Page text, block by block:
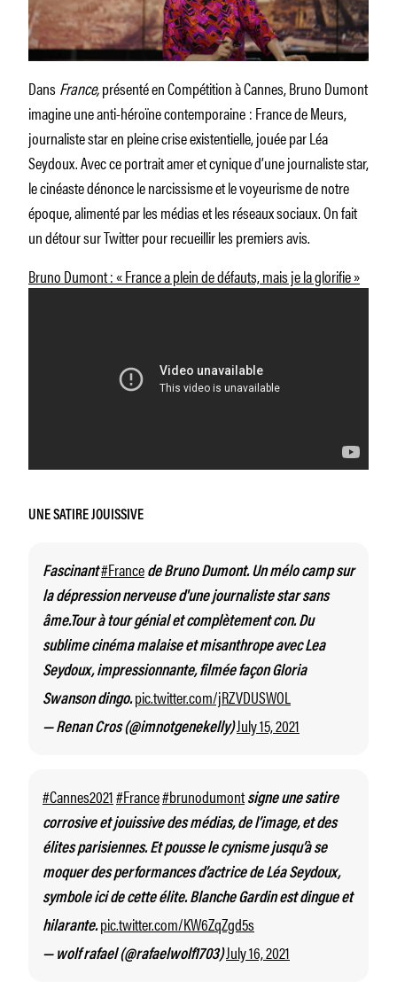
DansFrance,présenté en Compétition à Cannes, Bruno Dumont
imagine une anti-héroïne contemporaine : France de Meurs,
journaliste star en pleine crise existentielle, jouée par Léa
Seydoux. Avec ce portrait amer et cynique d’une journaliste star,
le cinéaste dénonce le narcissisme et le voyeurisme de notre
époque, alimenté par les médias et les réseaux sociaux. On fait
un détour sur Twitter pour recueillir les premiers avis.
Bruno Dumont : « France a plein de défauts, mais je la glorifie »
UNE SATIRE JOUISSIVE
Fascinant#France de Bruno Dumont. Un mélo camp sur
la dépression nerveuse d'une journaliste star sans
âme.Tour à tour génial et complètement con. Du
sublime cinéma malaise et misanthrope avec Lea
Seydoux, impressionnante, filmée façon Gloria
Swanson dingo.pic.twitter.com/jRZVDUSWOL
— Renan Cros (@imnotgenekelly)July 15, 2021
#Cannes2021#France#brunodumontsigne une satire
corrosive et jouissive des médias, de l’image, et des
élites parisiennes. Et pousse le cynisme jusqu’à se
moquer des performances d’actrice de Léa Seydoux,
symbole ici de cette élite. Blanche Gardin est dingue et
hilarante.pic.twitter.com/KW6ZqZgd5s
— wolf rafael (@rafaelwolf1703)July 16, 2021